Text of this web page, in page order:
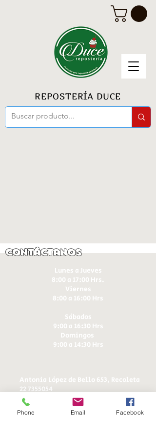
REPOSTERÍA DUCE
Contáctanos
Lunes a Jueves
8:00 a 17:00 Hrs.
Viernes
8:00 a 16:00 Hrs​
Sábados
9:00 a 16:30 Hrs
Domingos
9:00 a 14:30 Hrs
Antonia López de Bello 653, Recoleta
22 7355054
22 7375725
+56 9 75224598
ducereposteria@gmail.com
Phone Email Facebook